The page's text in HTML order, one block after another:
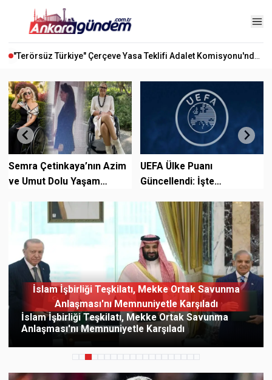
Semra Çetinkaya’nın Azim
ve Umut Dolu Yaşam
UEFA Ülke Puanı
Güncellendi: İşte
İslam İşbirliği Teşkilatı, Mekke Ortak Savunma
Anlaşması'nı Memnuniyetle Karşıladı
İslam İşbirliği Teşkilatı, Mekke Ortak Savunma
Anlaşması'nı Memnuniyetle Karşıladı